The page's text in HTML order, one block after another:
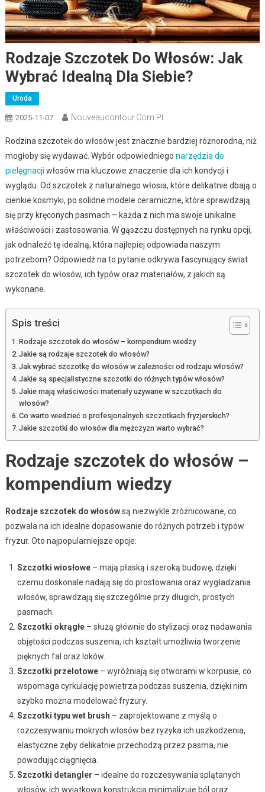
Rodzaje Szczotek Do Włosów: Jak
Wybrać Idealną Dla Siebie?
Uroda
2025-11-07 Nouveaucontour.com.pl
Rodzina szczotek do włosów jest znacznie bardziej różnorodna, niż
mogłoby się wydawać. Wybór odpowiedniego narzędzia do
pielęgnacji włosów ma kluczowe znaczenie dla ich kondycji i
wyglądu. Od szczotek z naturalnego włosia, które delikatnie dbają o
cienkie kosmyki, po solidne modele ceramiczne, które sprawdzają
się przy kręconych pasmach – każda z nich ma swoje unikalne
właściwości i zastosowania. W gąszczu dostępnych na rynku opcji,
jak odnaleźć tę idealną, która najlepiej odpowiada naszym
potrzebom? Odpowiedź na to pytanie odkrywa fascynujący świat
szczotek do włosów, ich typów oraz materiałów, z jakich są
wykonane.
Spis treści
Rodzaje szczotek do włosów – kompendium wiedzy
Jakie są rodzaje szczotek do włosów?
Jak wybrać szczotkę do włosów w zależności od rodzaju włosów?
Jakie są specjalistyczne szczotki do różnych typów włosów?
Jakie mają właściwości materiały używane w szczotkach do
włosów?
Co warto wiedzieć o profesjonalnych szczotkach fryzjerskich?
Jakie szczotki do włosów dla mężczyzn warto wybrać?
Rodzaje szczotek do włosów –
kompendium wiedzy
Rodzaje szczotek do włosówsą niezwykle zróżnicowane, co
pozwala na ich idealne dopasowanie do różnych potrzeb i typów
fryzur. Oto najpopularniejsze opcje:
Szczotki wiosłowe– mają płaską i szeroką budowę, dzięki
czemu doskonale nadają się do prostowania oraz wygładzania
włosów, sprawdzają się szczególnie przy długich, prostych
pasmach.
Szczotki okrągłe– służą głównie do stylizacji oraz nadawania
objętości podczas suszenia, ich kształt umożliwia tworzenie
pięknych fal oraz loków.
Szczotki przelotowe– wyróżniają się otworami w korpusie, co
wspomaga cyrkulację powietrza podczas suszenia, dzięki nim
szybko można modelować fryzury.
Szczotki typu wet brush – zaprojektowane z myślą o
rozczesywaniu mokrych włosów bez ryzyka ich uszkodzenia,
elastyczne zęby delikatnie przechodzą przez pasma, nie
powodując ciągnięcia.
Szczotki detangler – idealne do rozczesywania splątanych
włosów, ich wyjątkowa konstrukcja minimalizuje ból oraz